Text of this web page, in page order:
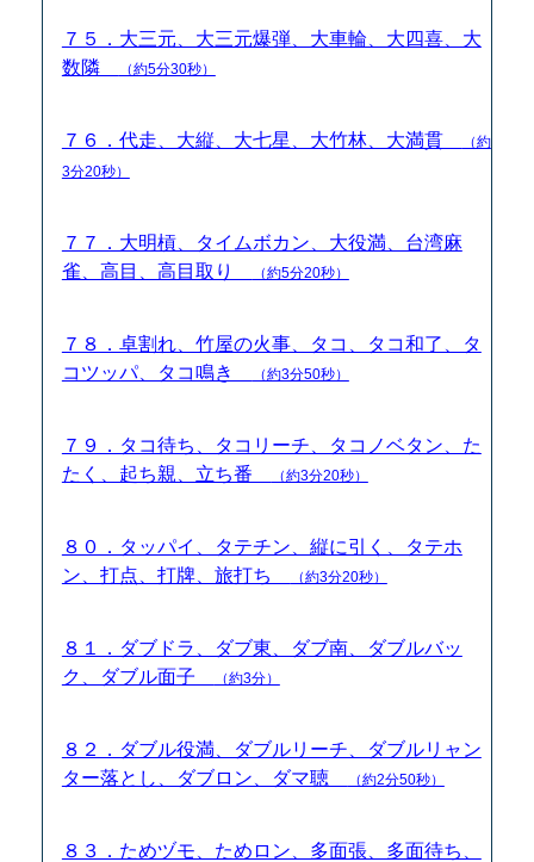
７５．大三元、大三元爆弾、大車輪、大四喜、大
数隣
（約5分30秒）
７６．代走、大縦、大七星、大竹林、大満貫
（約
3分20秒）
７７．大明槓、タイムボカン、大役満、台湾麻
雀、高目、高目取り
（約5分20秒）
７８．卓割れ、竹屋の火事、タコ、タコ和了、タ
コツッパ、タコ鳴き
（約3分50秒）
７９．タコ待ち、タコリーチ、タコノベタン、た
たく、起ち親、立ち番
（約3分20秒）
８０．タッパイ、タテチン、縦に引く、タテホ
ン、打点、打牌、旅打ち
（約3分20秒）
８１．ダブドラ、ダブ東、ダブ南、ダブルバッ
ク、ダブル面子
（約3分）
８２．ダブル役満、ダブルリーチ、ダブルリャン
ター落とし、ダブロン、ダマ聴
（約2分50秒）
８３．ためヅモ、ためロン、多面張、多面待ち、